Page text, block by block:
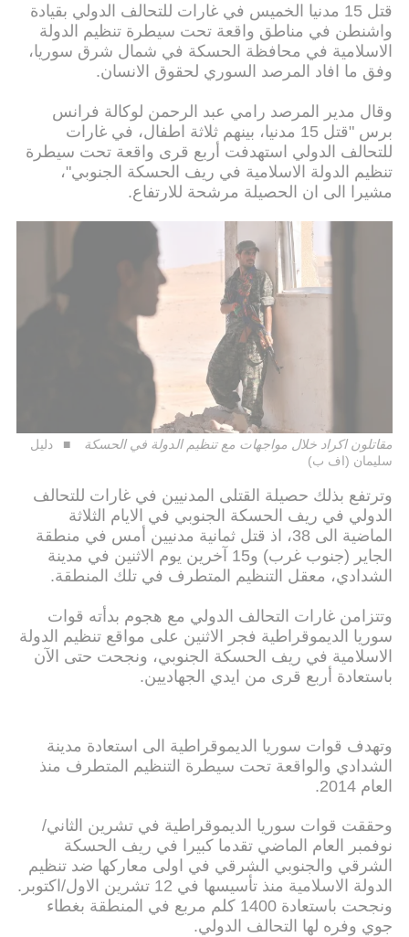
قتل 15 مدنيا الخميس في غارات للتحالف الدولي بقيادة
واشنطن في مناطق واقعة تحت سيطرة تنظيم الدولة
الاسلامية في محافظة الحسكة في شمال شرق سوريا،
وفق ما افاد المرصد السوري لحقوق الانسان.
وقال مدير المرصد رامي عبد الرحمن لوكالة فرانس
برس "قتل 15 مدنيا، بينهم ثلاثة اطفال، في غارات
للتحالف الدولي استهدفت أربع قرى واقعة تحت سيطرة
تنظيم الدولة الاسلامية في ريف الحسكة الجنوبي"،
مشيرا الى ان الحصيلة مرشحة للارتفاع.
مقاتلون اكراد خلال مواجهات مع تنظيم الدولة في الحسكة
دليل
سليمان (اف ب)
وترتفع بذلك حصيلة القتلى المدنيين في غارات للتحالف
الدولي في ريف الحسكة الجنوبي في الايام الثلاثة
الماضية الى 38، اذ قتل ثمانية مدنيين أمس في منطقة
الجاير (جنوب غرب) و15 آخرين يوم الاثنين في مدينة
الشدادي، معقل التنظيم المتطرف في تلك المنطقة.
وتتزامن غارات التحالف الدولي مع هجوم بدأته قوات
سوريا الديموقراطية فجر الاثنين على مواقع تنظيم الدولة
الاسلامية في ريف الحسكة الجنوبي، ونجحت حتى الآن
باستعادة أربع قرى من ايدي الجهاديين.
وتهدف قوات سوريا الديموقراطية الى استعادة مدينة
الشدادي والواقعة تحت سيطرة التنظيم المتطرف منذ
العام 2014.
وحققت قوات سوريا الديموقراطية في تشرين الثاني/
نوفمبر العام الماضي تقدما كبيرا في ريف الحسكة
الشرقي والجنوبي الشرقي في اولى معاركها ضد تنظيم
الدولة الاسلامية منذ تأسيسها في 12 تشرين الاول/اكتوبر.
ونجحت باستعادة 1400 كلم مربع في المنطقة بغطاء
جوي وفره لها التحالف الدولي.